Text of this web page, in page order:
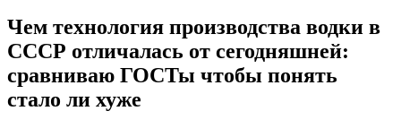
Чем технология производства водки в
СССР отличалась от сегодняшней:
сравниваю ГОСТы чтобы понять
стало ли хуже